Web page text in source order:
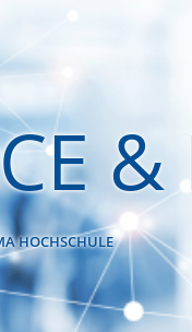
&
HOCHSCHULE